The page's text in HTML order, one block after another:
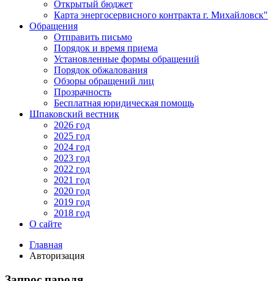
Открытый бюджет
Карта энергосервисного контракта г. Михайловск"
Обращения
Отправить письмо
Порядок и время приема
Установленные формы обращений
Порядок обжалования
Обзоры обращений лиц
Прозрачность
Бесплатная юридическая помощь
Шпаковский вестник
2026 год
2025 год
2024 год
2023 год
2022 год
2021 год
2020 год
2019 год
2018 год
О сайте
Главная
Авторизация